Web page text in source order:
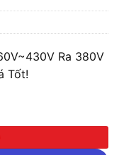
Ra 380V
Tốt!
Ra 380V